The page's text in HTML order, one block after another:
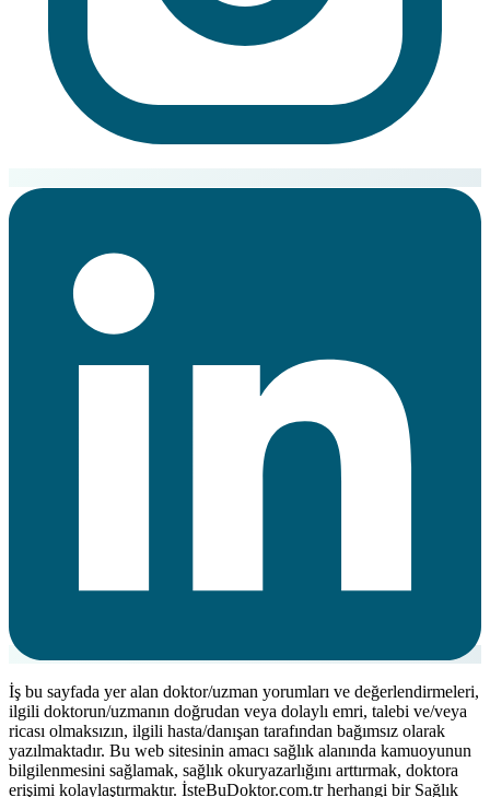
İş bu sayfada yer alan doktor/uzman yorumları ve değerlendirmeleri,
ilgili doktorun/uzmanın doğrudan veya dolaylı emri, talebi ve/veya
ricası olmaksızın, ilgili hasta/danışan tarafından bağımsız olarak
yazılmaktadır. Bu web sitesinin amacı sağlık alanında kamuoyunun
bilgilenmesini sağlamak, sağlık okuryazarlığını arttırmak, doktora
erişimi kolaylaştırmaktır. İsteBuDoktor.com.tr herhangi bir Sağlık